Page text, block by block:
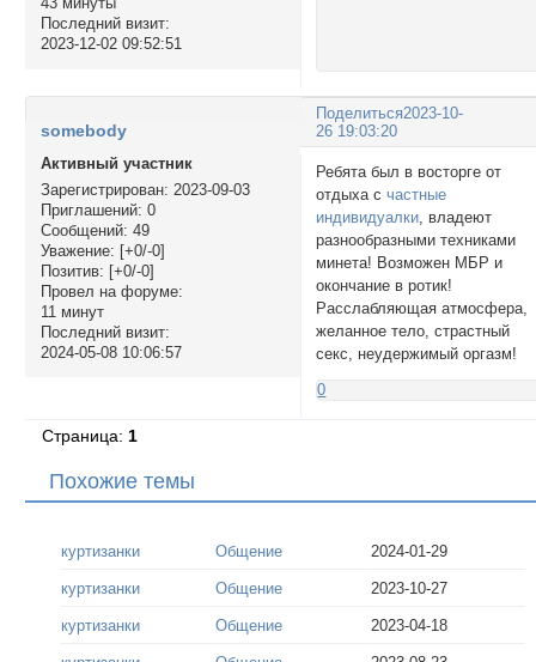
Последний визит:
2023-12-02 09:52:51
Поделиться2023-10-
26 19:03:20
somebody
Активный участник
Зарегистрирован: 2023-09-03
Приглашений: 0
Сообщений: 49
Уважение: [+0/-0]
Позитив: [+0/-0]
Провел на форуме:
11 минут
Последний визит:
2024-05-08 10:06:57
Ребята был в восторге от
отдыха счастные
индивидуалки, владеют
разнообразными техниками
минета! Возможен МБР и
окончание в ротик!
Расслабляющая атмосфера,
желанное тело, страстный
секс, неудержимый оргазм!
0
Страница:1
Похожие темы
куртизанки Общение 2024-01-29
куртизанки Общение 2023-10-27
куртизанки Общение 2023-04-18